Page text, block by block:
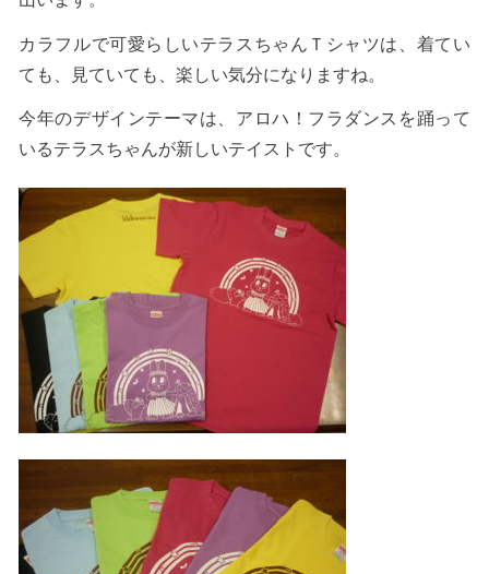
カラフルで可愛らしいテラスちゃんＴシャツは、着てい
ても、見ていても、楽しい気分になりますね。
今年のデザインテーマは、アロハ！フラダンスを踊って
いるテラスちゃんが新しいテイストです。